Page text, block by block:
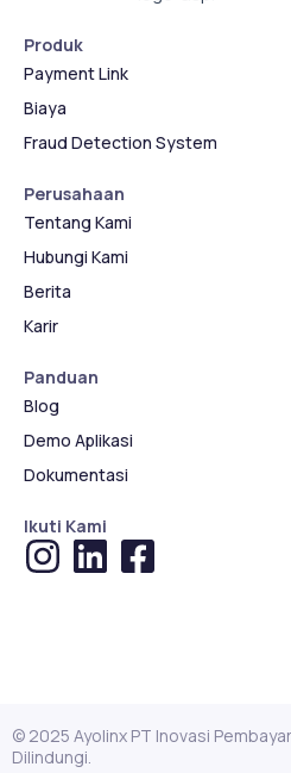
Produk
Payment Link
Biaya
Fraud Detection System
Perusahaan
Tentang Kami
Hubungi Kami
Berita
Karir
Panduan
Blog
Demo Aplikasi
Dokumentasi
Ikuti Kami
© 2025 Ayolinx PT Inovasi
Dilindungi.